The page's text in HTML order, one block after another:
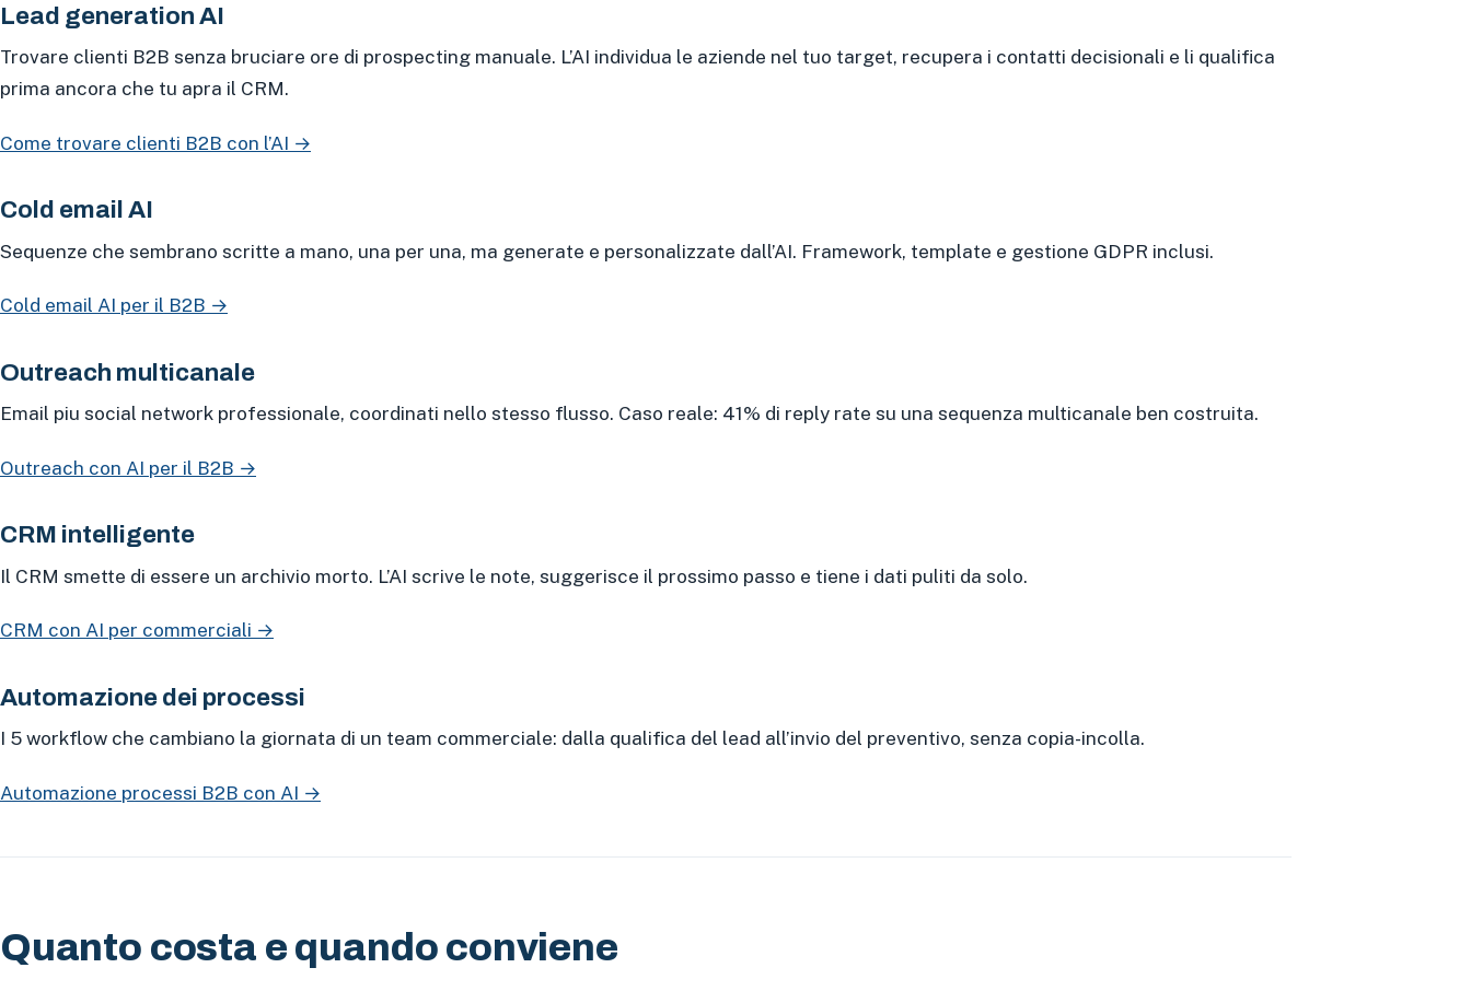
Lead generation AI
Trovare clienti B2B senza bruciare ore di prospecting manuale. L’AI individua le aziende nel tuo target, recupera i contatti decisionali e li qualifica
prima ancora che tu apra il CRM.
Come trovare clienti B2B con l’AI →
Cold email AI
Sequenze che sembrano scritte a mano, una per una, ma generate e personalizzate dall’AI. Framework, template e gestione GDPR inclusi.
Cold email AI per il B2B →
Outreach multicanale
Email piu social network professionale, coordinati nello stesso flusso. Caso reale: 41% di reply rate su una sequenza multicanale ben costruita.
Outreach con AI per il B2B →
CRM intelligente
Il CRM smette di essere un archivio morto. L’AI scrive le note, suggerisce il prossimo passo e tiene i dati puliti da solo.
CRM con AI per commerciali →
Automazione dei processi
I 5 workflow che cambiano la giornata di un team commerciale: dalla qualifica del lead all’invio del preventivo, senza copia-incolla.
Automazione processi B2B con AI →
Quanto costa e quando conviene